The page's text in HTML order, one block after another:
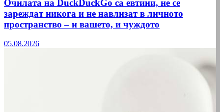
Очилата на DuckDuckGo са евтини, не се
зареждат никога и не навлизат в личното
пространство – и вашето, и чуждото
05.08.2026